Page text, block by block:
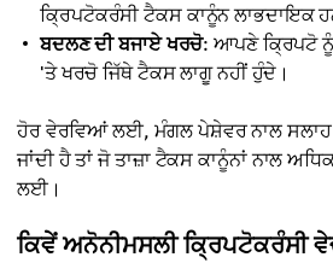
ਕ੍ਰਿਪਟੋਕਰੰਸੀ ਟੈਕਸ ਕਾਨੂੰਨ ਲਾਭਦਾਇਕ
ਬਦਲਣ ਦੀ ਬਜਾਏ ਖਰਚੋ: ਆਪਣੇ ਕ੍ਰਿਪਟੋ ਨੂੰ
'ਤੇ ਖਰਚੋ ਜਿੱਥੇ ਟੈਕਸ ਲਾਗੂ ਨਹੀਂ ਹੁੰਦੇ।
ਹੋਰ ਵੇਰਵਿਆਂ ਲਈ, ਮੰਗਲ ਪੇਸ਼ੇਵਰ ਨਾਲ ਸਲਾਹ
ਜਾਂਦੀ ਹੈ ਤਾਂ ਜੋ ਤਾਜ਼ਾ ਟੈਕਸ ਕਾਨੂੰਨਾਂ ਨਾਲ
ਲਈ।
ਕਿਵੇਂ ਅਨੋਨੀਮਸਲੀ ਕ੍ਰਿਪਟੋਕਰੰਸੀ